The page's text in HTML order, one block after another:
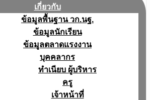
เกี่ยวกับ
ข้อมูลพื้นฐาน วก.นฐ.
ข้อมูลนักเรียน
ข้อมูลตลาดแรงงาน
บุคคลากร
ทำเนียบ ผู้บริหาร
ครู
เจ้าหน้าที่